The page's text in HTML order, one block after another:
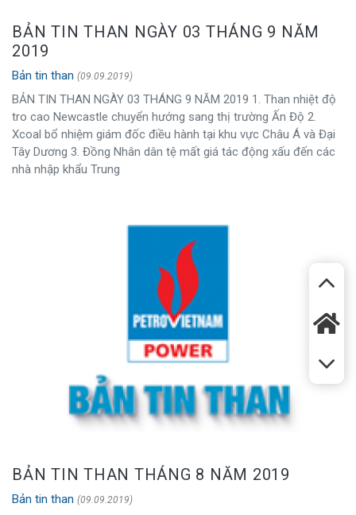
BẢN TIN THAN NGÀY 03 THÁNG 9 NĂM
2019
Bản tin than (09.09.2019)
BẢN TIN THAN NGÀY 03 THÁNG 9 NĂM 2019 1. Than nhiệt độ
tro cao Newcastle chuyển hướng sang thị trường Ấn Độ 2.
Xcoal bổ nhiệm giám đốc điều hành tại khu vực Châu Á và Đại
Tây Dương 3. Đồng Nhân dân tệ mất giá tác động xấu đến các
nhà nhập khẩu Trung
BẢN TIN THAN THÁNG 8 NĂM 2019
Bản tin than (09.09.2019)